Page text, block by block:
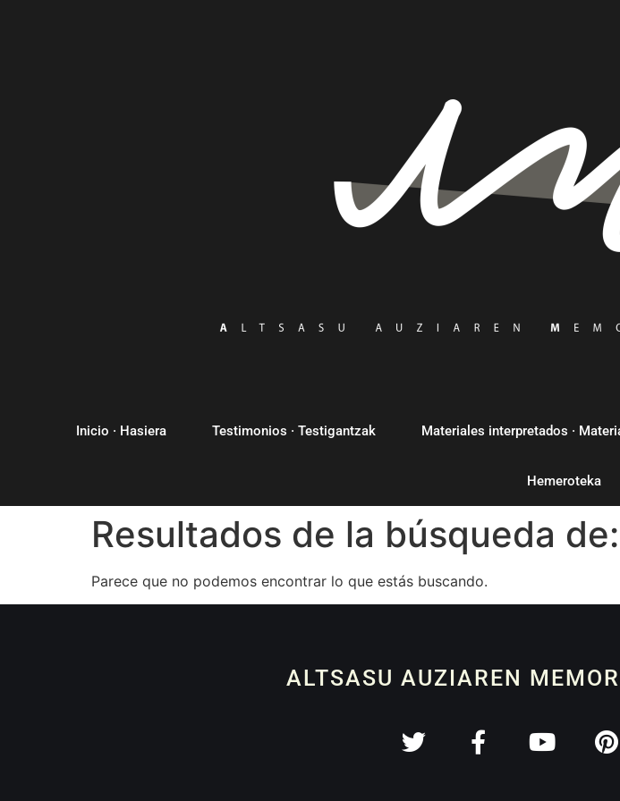
Inicio · Hasiera Testimonios · Testigantzak Materiales interpretados ·
Hemeroteka
Resultados de la búsqueda de:
Parece que no podemos encontrar lo que estás buscando.
ALTSASU AUZIAREN